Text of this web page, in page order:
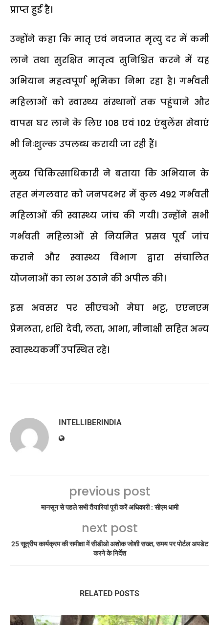
प्राप्त हुई है।
उन्होंने कहा कि मातृ एवं नवजात मृत्यु दर में कमी
लाने तथा सुरक्षित मातृत्व सुनिश्चित करने में यह
अभियान महत्वपूर्ण भूमिका निभा रहा है। गर्भवती
महिलाओं को स्वास्थ्य संस्थानों तक पहुंचाने और
वापस घर लाने के लिए 108 एवं 102 एंबुलेंस सेवाएं
भी निःशुल्क उपलब्ध करायी जा रही हैं।
मुख्य चिकित्साधिकारी ने बताया कि अभियान के
तहत मंगलवार को जनपदभर में कुल 492 गर्भवती
महिलाओं की स्वास्थ्य जांच की गयी। उन्होंने सभी
गर्भवती महिलाओं से नियमित प्रसव पूर्व जांच
कराने और स्वास्थ्य विभाग द्वारा संचालित
योजनाओं का लाभ उठाने की अपील की।
इस अवसर पर सीएचओ मेघा भट्ट, एएनएम
प्रेमलता, शशि देवी, लता, आभा, मीनाक्षी सहित अन्य
स्वास्थ्यकर्मी उपस्थित रहे।
INTELLIBERINDIA
previous post
मानसून से पहले सभी तैयारियां पूरी करें अधिकारी : सीएम धामी
next post
25 सूत्रीय कार्यक्रम की समीक्षा में सीडीओ अशोक जोशी सख्त, समय पर पोर्टल अपडेट
करने के निर्देश
RELATED POSTS